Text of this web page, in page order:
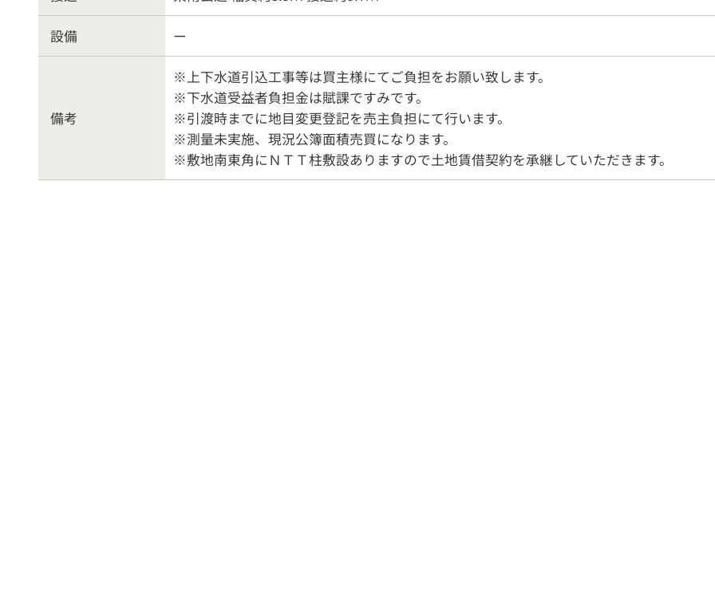
設備 ー
備考
※上下水道引込工事等は買主様にてご負担をお願い致します。
※下水道受益者負担金は賦課ですみです。
※引渡時までに地目変更登記を売主負担にて行います。
※測量未実施、現況公簿面積売買になります。
※敷地南東角にＮＴＴ柱敷設ありますので土地賃借契約を承継していただきます。